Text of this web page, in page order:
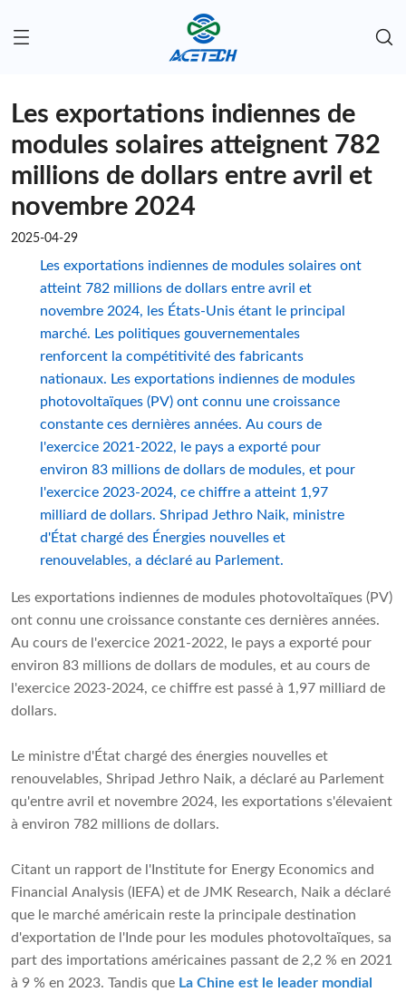
Les exportations indiennes de
modules solaires atteignent 782
millions de dollars entre avril et
novembre 2024
2025-04-29
Les exportations indiennes de modules solaires ont
atteint 782 millions de dollars entre avril et
novembre 2024, les États-Unis étant le principal
marché. Les politiques gouvernementales
renforcent la compétitivité des fabricants
nationaux. Les exportations indiennes de modules
photovoltaïques (PV) ont connu une croissance
constante ces dernières années. Au cours de
l'exercice 2021-2022, le pays a exporté pour
environ 83 millions de dollars de modules, et pour
l'exercice 2023-2024, ce chiffre a atteint 1,97
milliard de dollars. Shripad Jethro Naik, ministre
d'État chargé des Énergies nouvelles et
renouvelables, a déclaré au Parlement.
Les exportations indiennes de modules photovoltaïques (PV)
ont connu une croissance constante ces dernières années.
Au cours de l'exercice 2021-2022, le pays a exporté pour
environ 83 millions de dollars de modules, et au cours de
l'exercice 2023-2024, ce chiffre est passé à 1,97 milliard de
dollars.
Le ministre d'État chargé des énergies nouvelles et
renouvelables, Shripad Jethro Naik, a déclaré au Parlement
qu'entre avril et novembre 2024, les exportations s'élevaient
à environ 782 millions de dollars.
Citant un rapport de l'Institute for Energy Economics and
Financial Analysis (IEFA) et de JMK Research, Naik a déclaré
que le marché américain reste la principale destination
d'exportation de l'Inde pour les modules photovoltaïques, sa
part des importations américaines passant de 2,2 % en 2021
à 9 % en 2023. Tandis que La Chine est le leader mondial